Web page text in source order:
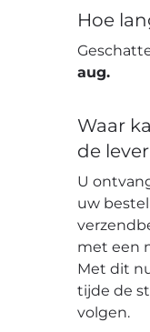
Hoe
aug.
Waar
de
U
uw
met een
Met dit
tijde de
volgen.